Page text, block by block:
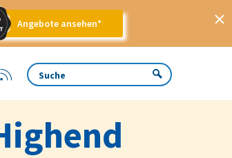
Angebote ansehen*